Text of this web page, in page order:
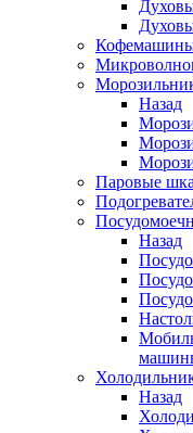
Назад
Паровые
Назад
Назад